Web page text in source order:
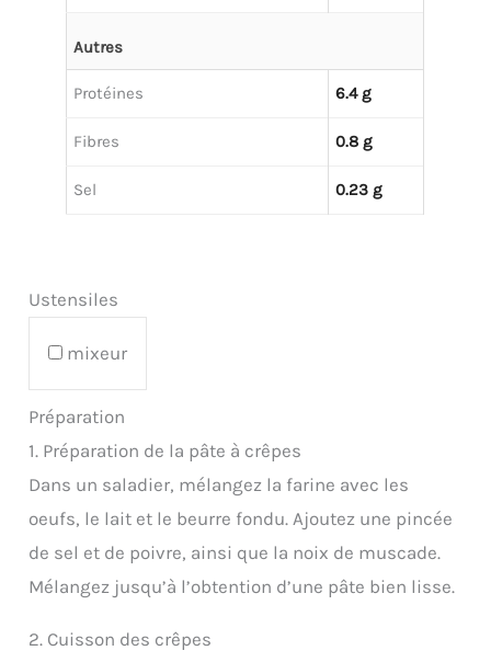
Autres
Protéines 6.4 g
Fibres 0.8 g
Sel 0.23 g
Ustensiles
mixeur
Préparation
1. Préparation de la pâte à crêpes
Dans un saladier, mélangez la farine avec les
oeufs, le lait et le beurre fondu. Ajoutez une pincée
de sel et de poivre, ainsi que la noix de muscade.
Mélangez jusqu’à l’obtention d’une pâte bien lisse.
2. Cuisson des crêpes